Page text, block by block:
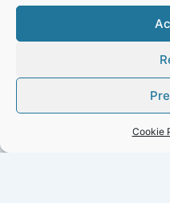
Cookie
Primăria Mircea Vodă –
management pentru un